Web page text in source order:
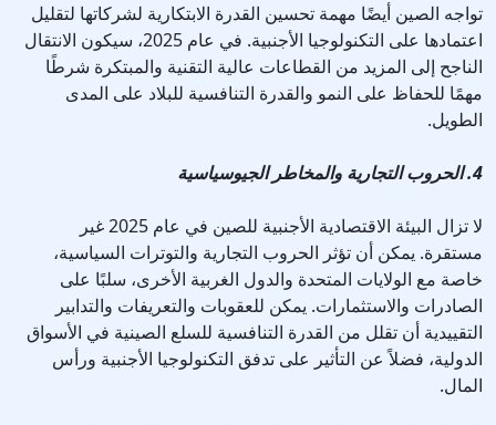
تواجه الصين أيضًا مهمة تحسين القدرة الابتكارية لشركاتها لتقليل
اعتمادها على التكنولوجيا الأجنبية. في عام 2025، سيكون الانتقال
الناجح إلى المزيد من القطاعات عالية التقنية والمبتكرة شرطًا
مهمًا للحفاظ على النمو والقدرة التنافسية للبلاد على المدى
الطويل.
4. الحروب التجارية والمخاطر الجيوسياسية
لا تزال البيئة الاقتصادية الأجنبية للصين في عام 2025 غير
مستقرة. يمكن أن تؤثر الحروب التجارية والتوترات السياسية،
خاصة مع الولايات المتحدة والدول الغربية الأخرى، سلبًا على
الصادرات والاستثمارات. يمكن للعقوبات والتعريفات والتدابير
التقييدية أن تقلل من القدرة التنافسية للسلع الصينية في الأسواق
الدولية، فضلاً عن التأثير على تدفق التكنولوجيا الأجنبية ورأس
المال.